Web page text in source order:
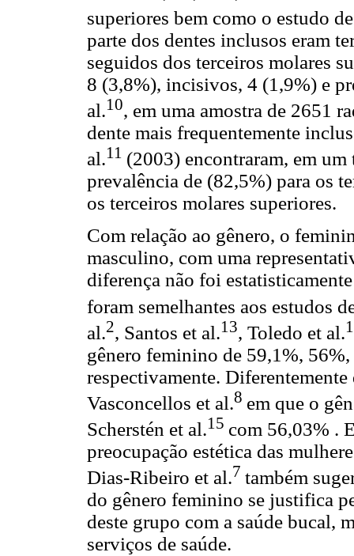
superiores bem como o estudo
parte dos dentes inclusos eram
seguidos dos terceiros molares
8 (3,8%), incisivos, 4 (1,9%) e
al.10, em uma amostra de 2651
dente mais frequentemente
al.11 (2003) encontraram, em
prevalência de (82,5%) para os
os terceiros molares superiores.
Com relação ao gênero, o
masculino, com uma
diferença não foi
foram semelhantes aos estudos
al.2, Santos et al.13, Toledo et al.
gênero feminino de 59,1%,
respectivamente.
Vasconcellos et al.8 em que o
Scherstén et al.15 com 56,03% .
preocupação estética das
Dias-Ribeiro et al.7 também
do gênero feminino se justifica
deste grupo com a saúde bucal,
serviços de saúde.